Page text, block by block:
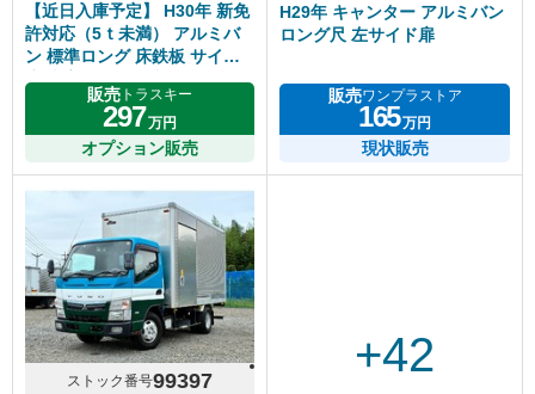
【近日入庫予定】 H30年 新免
許対応（5ｔ未満） アルミバ
ン 標準ロング 床鉄板 サイド
扉 内高218cm 5速マニュアル
いすゞエルフ
販売 トラスキー
297万円
オプション販売
H29年 キャンター アルミバン
ロング尺 左サイド扉
販売ワンプラストア
165万円
現状販売
ストック番号99397
+42